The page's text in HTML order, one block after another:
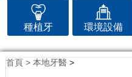
種植牙 環境設備
首頁 > 本地牙醫>